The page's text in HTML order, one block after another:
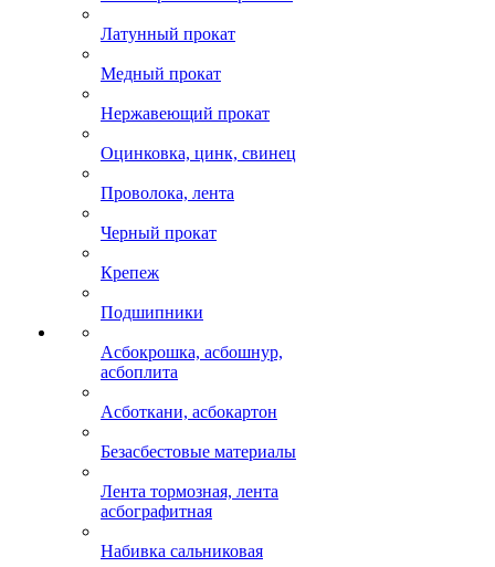
Латунный прокат
Медный прокат
Нержавеющий прокат
Оцинковка, цинк, свинец
Проволока, лента
Черный прокат
Крепеж
Подшипники
Асбокрошка, асбошнур,
асбоплита
Асботкани, асбокартон
Безасбестовые материалы
Лента тормозная, лента
асбографитная
Набивка сальниковая